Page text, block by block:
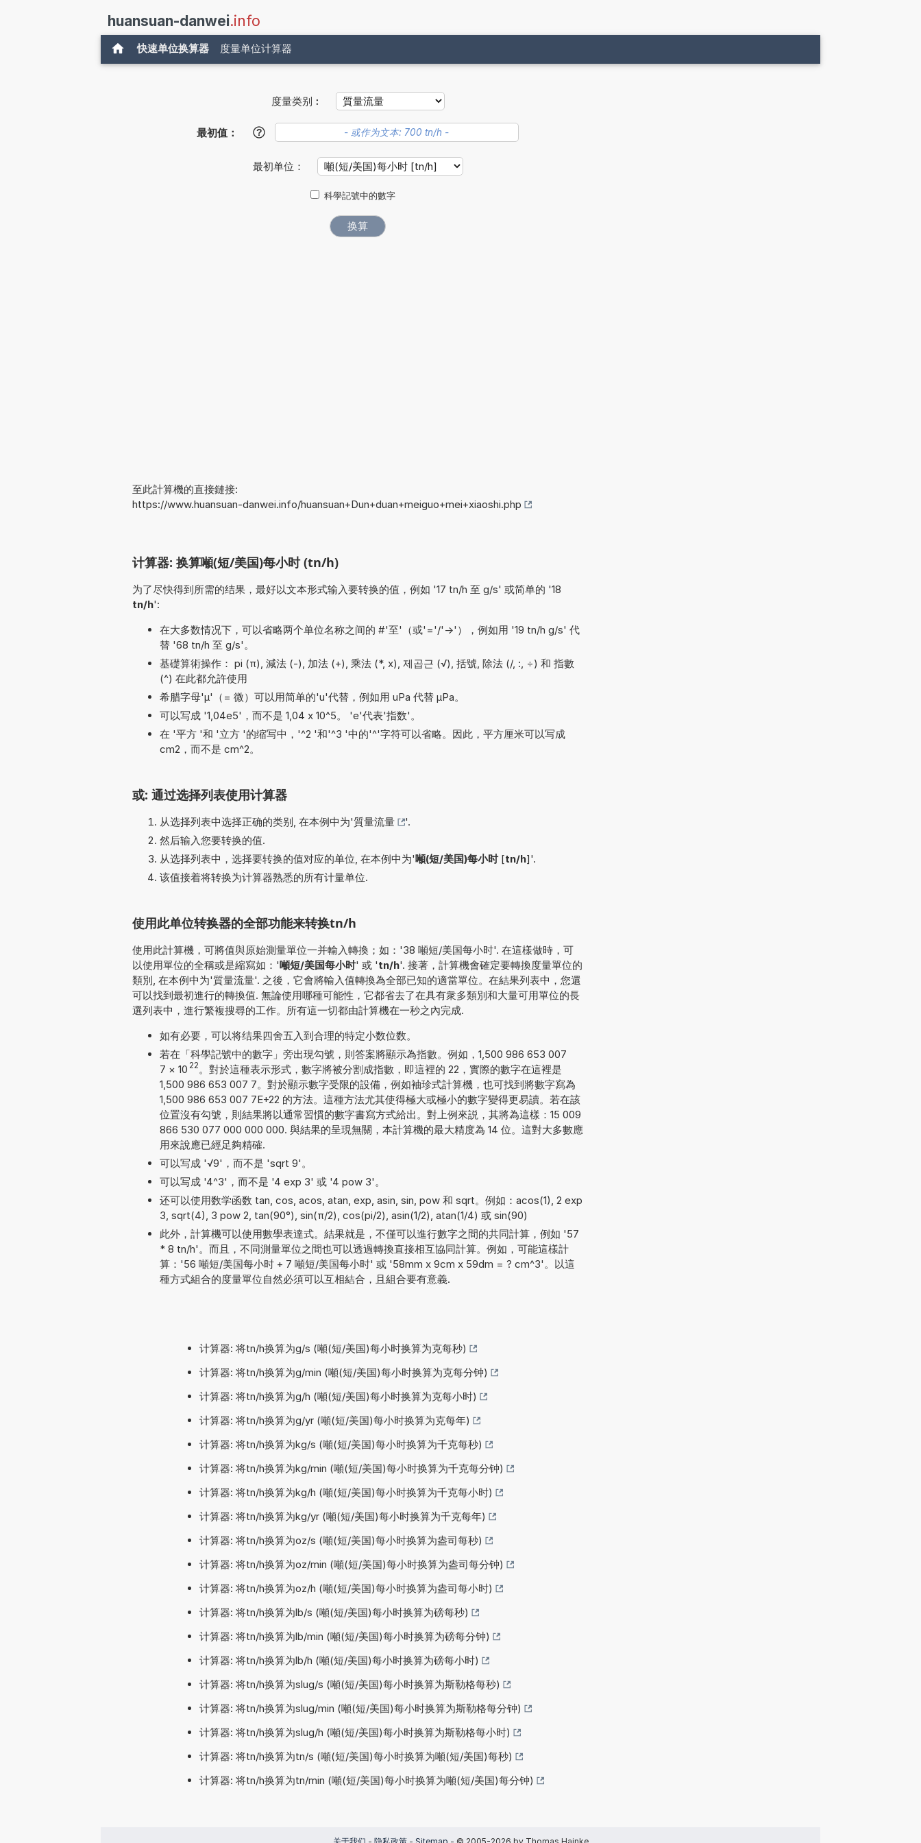
huansuan-danwei.info
快速单位换算器 度量单位计算器
度量类别︰
最初值： ?
最初单位：
科學記號中的數字
至此計算機的直接鏈接:
https://www.huansuan-danwei.info/huansuan+Dun+duan+meiguo+mei+xiaoshi.php
计算器: 换算噸(短/美国)每小时 (tn/h)
为了尽快得到所需的结果，最好以文本形式输入要转换的值，例如 '17 tn/h 至 g/s' 或简单的 '18
tn/h':
在大多数情况下，可以省略两个单位名称之间的 #'至'（或'='/'->'），例如用 '19 tn/h g/s' 代
替 '68 tn/h 至 g/s'。
基礎算術操作： pi (π), 減法 (-), 加法 (+), 乘法 (*, x), 제곱근 (√), 括號, 除法 (/, :, ÷) 和 指數
(^) 在此都允許使用
希腊字母'µ'（= 微）可以用简单的'u'代替，例如用 uPa 代替 µPa。
可以写成 '1,04e5'，而不是 1,04 x 10^5。 'e'代表'指数'。
在 '平方 '和 '立方 '的缩写中，'^2 '和'^3 '中的'^'字符可以省略。因此，平方厘米可以写成
cm2，而不是 cm^2。
或: 通过选择列表使用计算器
从选择列表中选择正确的类别, 在本例中为'質量流量
'.
然后输入您要转换的值.
从选择列表中，选择要转换的值对应的单位, 在本例中为'噸(短/美国)每小时[tn/h]'.
该值接着将转换为计算器熟悉的所有计量单位.
使用此单位转换器的全部功能来转换tn/h
使用此計算機，可將值與原始測量單位一并輸入轉換；如：'38 噸短/美国每小时'. 在這樣做時，可
以使用單位的全稱或是縮寫如：'噸短/美国每小时' 或 'tn/h'. 接著，計算機會確定要轉換度量單位的
類別, 在本例中为'質量流量'. 之後，它會將輸入值轉換為全部已知的適當單位。在結果列表中，您還
可以找到最初進行的轉換值. 無論使用哪種可能性，它都省去了在具有衆多類別和大量可用單位的長
選列表中，進行繁複搜尋的工作。所有這一切都由計算機在一秒之內完成.
如有必要，可以将结果四舍五入到合理的特定小数位数。
若在「科學記號中的數字」旁出現勾號，則答案將顯示為指數。例如，1,500 986 653 007
7 × 10 22 。對於這種表示形式，數字將被分割成指數，即這裡的 22，實際的數字在這裡是
1,500 986 653 007 7。對於顯示數字受限的設備，例如袖珍式計算機，也可找到將數字寫為
1,500 986 653 007 7E+22 的方法。這種方法尤其使得極大或極小的數字變得更易讀。若在該
位置沒有勾號，則結果將以通常習慣的數字書寫方式給出。對上例來説，其將為這樣：15 009
866 530 077 000 000 000. 與結果的呈現無關，本計算機的最大精度為 14 位。這對大多數應
用來說應已經足夠精確.
可以写成 '√9'，而不是 'sqrt 9'。
可以写成 '4^3'，而不是 '4 exp 3' 或 '4 pow 3'。
还可以使用数学函数 tan, cos, acos, atan, exp, asin, sin, pow 和 sqrt。例如：acos(1), 2 exp
3, sqrt(4), 3 pow 2, tan(90°), sin(π/2), cos(pi/2), asin(1/2), atan(1/4) 或 sin(90)
此外，計算機可以使用數學表達式。結果就是，不僅可以進行數字之間的共同計算，例如 '57
* 8 tn/h'。而且，不同測量單位之間也可以透過轉換直接相互協同計算。例如，可能這樣計
算：'56 噸短/美国每小时 + 7 噸短/美国每小时' 或 '58mm x 9cm x 59dm = ? cm^3'。以這
種方式組合的度量單位自然必須可以互相結合，且組合要有意義.
计算器: 将tn/h换算为g/s (噸(短/美国)每小时换算为克每秒)
计算器: 将tn/h换算为g/min (噸(短/美国)每小时换算为克每分钟)
计算器: 将tn/h换算为g/h (噸(短/美国)每小时换算为克每小时)
计算器: 将tn/h换算为g/yr (噸(短/美国)每小时换算为克每年)
计算器: 将tn/h换算为kg/s (噸(短/美国)每小时换算为千克每秒)
计算器: 将tn/h换算为kg/min (噸(短/美国)每小时换算为千克每分钟)
计算器: 将tn/h换算为kg/h (噸(短/美国)每小时换算为千克每小时)
计算器: 将tn/h换算为kg/yr (噸(短/美国)每小时换算为千克每年)
计算器: 将tn/h换算为oz/s (噸(短/美国)每小时换算为盎司每秒)
计算器: 将tn/h换算为oz/min (噸(短/美国)每小时换算为盎司每分钟)
计算器: 将tn/h换算为oz/h (噸(短/美国)每小时换算为盎司每小时)
计算器: 将tn/h换算为lb/s (噸(短/美国)每小时换算为磅每秒)
计算器: 将tn/h换算为lb/min (噸(短/美国)每小时换算为磅每分钟)
计算器: 将tn/h换算为lb/h (噸(短/美国)每小时换算为磅每小时)
计算器: 将tn/h换算为slug/s (噸(短/美国)每小时换算为斯勒格每秒)
计算器: 将tn/h换算为slug/min (噸(短/美国)每小时换算为斯勒格每分钟)
计算器: 将tn/h换算为slug/h (噸(短/美国)每小时换算为斯勒格每小时)
计算器: 将tn/h换算为tn/s (噸(短/美国)每小时换算为噸(短/美国)每秒)
计算器: 将tn/h换算为tn/min (噸(短/美国)每小时换算为噸(短/美国)每分钟)